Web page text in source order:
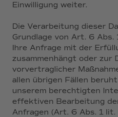
Einwilligung weiter.
Die Verarbeitung dieser
Grundlage von Art. 6 Abs.
Ihre Anfrage mit der
zusammenhängt oder zur
vorvertraglicher
allen übrigen Fällen
unserem berechtigten
effektiven Bearbeitung
Anfragen (Art. 6 Abs. 1 lit.